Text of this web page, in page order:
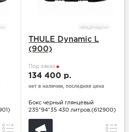
Сравнение
THULE Dynamic L
(900)
Под заказ
134 400 р.
нет в наличии, последняя цена
Бокс черный глянцевый
235*94*35 430 литров.(612900)